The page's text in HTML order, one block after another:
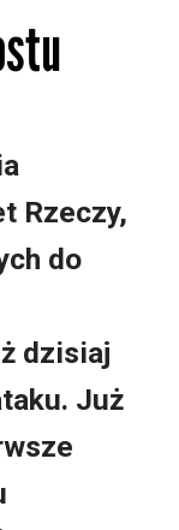
Rzeczy,
do
dzisiaj
Już